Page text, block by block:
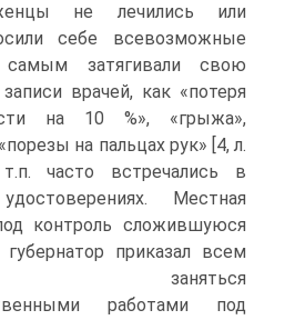
не лечились или
себе всевозможные
затягивали свою
врачей, как «потеря
на 10 %», «грыжа»,
на пальцах рук» [4, л.
часто встречались в
Местная
контроль сложившуюся
приказал всем
заняться
работами под